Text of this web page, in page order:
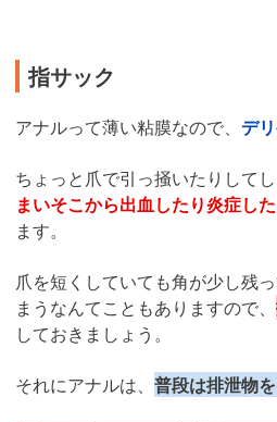
指サック
アナルって薄い粘膜なので、 デ
ちょっと爪で引っ掻いたりしてし
まいそこから出血したり炎症し
ます。
爪を短くしていても角が少し残
まうなんてこともありますので、
しておきましょう。
それにアナルは、 普段は排泄物